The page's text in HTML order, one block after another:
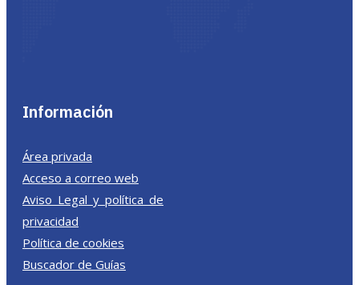
Información
Área privada
Acceso a correo web
Aviso Legal y política de
privacidad
Política de cookies
Buscador de Guías